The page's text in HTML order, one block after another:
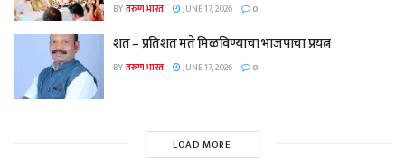
BYतरुण भारत JUNE 17, 2026 0
शत – प्रतिशत मते मिळविण्याचा भाजपाचा प्रयत्न
BYतरुण भारत JUNE 17, 2026 0
LOAD MORE